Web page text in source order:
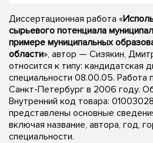
Диссертационная работа «
сырьевого потенциала
примере муниципальных
области», автор — Сизякин,
относится к типу: кандидатская
специальности 08.00.05. Работа
Санкт-Петербург в 2006 году.
Внутренний код товара:
представлены основные
включая название, автора, год,
специальности.